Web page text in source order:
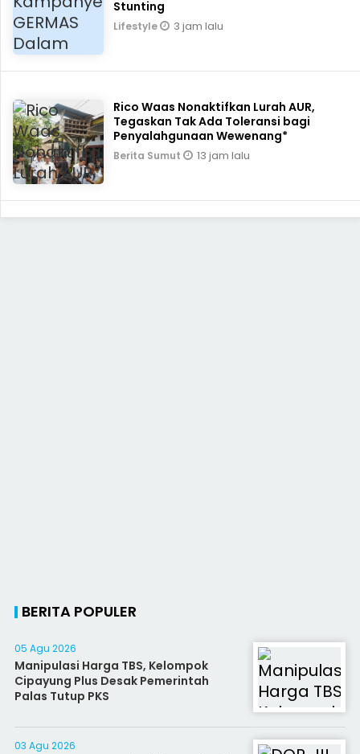
Stunting
Lifestyle 3 jam lalu
Rico Waas Nonaktifkan Lurah AUR,
Tegaskan Tak Ada Toleransi bagi
Penyalahgunaan Wewenang*
Berita Sumut 13 jam lalu
BERITA POPULER
05 Agu 2026
Manipulasi Harga TBS, Kelompok
Cipayung Plus Desak Pemerintah
Palas Tutup PKS
03 Agu 2026